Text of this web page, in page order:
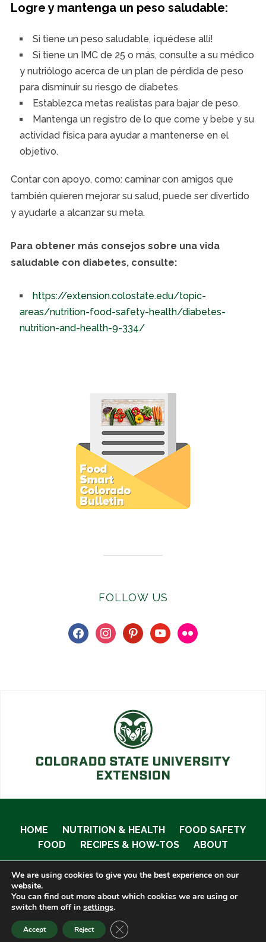
Logre y mantenga un peso saludable:
Si tiene un peso saludable, ¡quédese allí!
Si tiene un IMC de 25 o más, consulte a su médico
y nutriólogo acerca de un plan de pérdida de peso
para disminuir su riesgo de diabetes.
Establezca metas realistas para bajar de peso.
Mantenga un registro de lo que come y bebe y su
actividad física para ayudar a mantenerse en el
objetivo.
Contar con apoyo, como: caminar con amigos que
también quieren mejorar su salud, puede ser divertido
y ayudarle a alcanzar su meta.
Para obtener más consejos sobre una vida
saludable con diabetes, consulte:
https://extension.colostate.edu/topic-
areas/nutrition-food-safety-health/diabetes-
nutrition-and-health-9-334/
FOLLOW US
facebookinstagrampinterestyoutubeflickr
HOME NUTRITION & HEALTH
FOOD SAFETY
FOOD
RECIPES & HOW-TOS ABOUT
© 2020 Food Smart Colorado •
We are using cookies to give you the best experience on our
website.
You can find out more about which cookies we are using or
switch them off in settings.
Accept Reject CLOSE GDPR COOKIE BANNER